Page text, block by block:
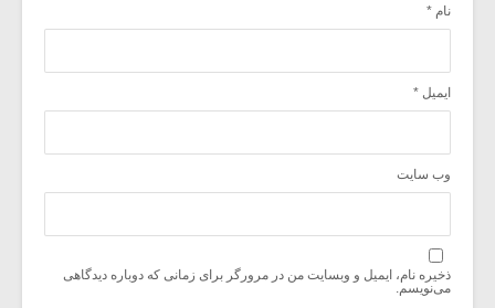
نام *
ایمیل *
وب‌ سایت
ذخیره نام، ایمیل و وبسایت من در مرورگر برای زمانی که دوباره دیدگاهی
می‌نویسم.